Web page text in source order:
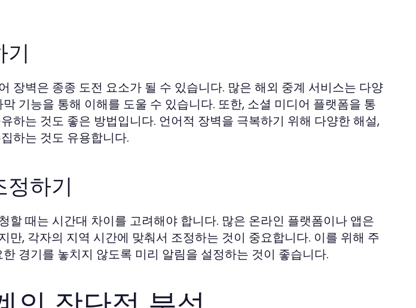
장벽은 종종 도전 요소가 될 수 있습니다. 많은 해외 중계 서비스는 다양
기능을 통해 이해를 도울 수 있습니다. 또한, 소셜 미디어 플랫폼을 통
하는 것도 좋은 방법입니다. 언어적 장벽을 극복하기 위해 다양한 해설,
하는 것도 유용합니다.
하기
할 때는 시간대 차이를 고려해야 합니다. 많은 온라인 플랫폼이나 앱은
만, 각자의 지역 시간에 맞춰서 조정하는 것이 중요합니다. 이를 위해 주
경기를 놓치지 않도록 미리 알림을 설정하는 것이 좋습니다.